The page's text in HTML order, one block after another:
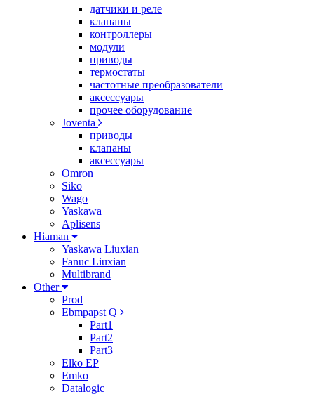
датчики и реле
клапаны
контроллеры
модули
приводы
термостаты
частотные преобразователи
аксессуары
прочее оборудование
Joventa
приводы
клапаны
аксессуары
Omron
Siko
Wago
Yaskawa
Aplisens
Hiaman
Yaskawa Liuxian
Fanuc Liuxian
Multibrand
Other
Prod
Ebmpapst Q
Part1
Part2
Part3
Elko EP
Emko
Datalogic